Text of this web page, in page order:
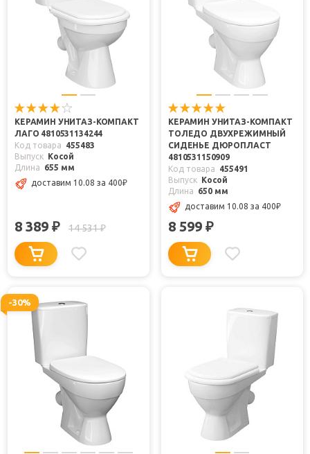
КЕРАМИН УНИТАЗ-КОМПАКТ
ЛАГО 4810531134244
Код товара
455483
Выпуск Косой
Длина
655 мм
доставим 10.08 за 400₽
8 389 ₽ 14 531₽
КЕРАМИН УНИТАЗ-КОМПАКТ
ТОЛЕДО ДВУХРЕЖИМНЫЙ
СИДЕНЬЕ ДЮРОПЛАСТ
4810531150909
Код товара
455491
Выпуск Косой
Длина
650 мм
доставим 10.08 за 400₽
8 599 ₽
-30%